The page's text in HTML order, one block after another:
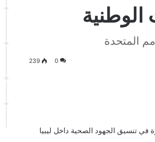
الوطنية
المتحدة
0
239
في تنسيق الجهود الصحية داخل ليبيا